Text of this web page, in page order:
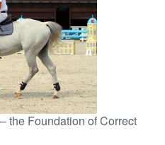
the Foundation of Correct